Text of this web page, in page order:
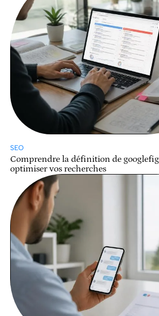
SEO
Comprendre la définition de
optimiser vos recherches